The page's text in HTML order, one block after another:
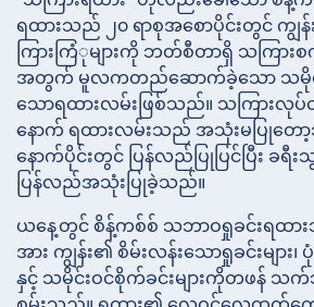
ရထားသည် ၂၀ ရာစုအစောပိုင်းတွင် ကျွန်
ကြားကြံုများကို ဘတ်စီတာရှိ သကြား
အတွက် မူလကတည်ဆောက်ခဲ့သော သမိုင်းဝ
သောရထားလမ်းဖြစ်သည်။ သကြားလုပ်င
နောက် ရထားလမ်းသည် အသုံးမပြုတေ
နောက်ပိုင်းတွင် ပြန်လည်ပြုပြင်ပြီး ခ
ပြန်လည်အသုံးပြုခဲ့သည်။
ယနေ့တွင် စိန့်ကစ်စ် သဘာဝရှုခင်းရထာ
အား ကျွန်း၏ စိမ်းလန်းသောရှုခင်းများ၊
နှင့် သမိုင်းဝင်စိုက်ခင်းများကိုတဖန် သက်